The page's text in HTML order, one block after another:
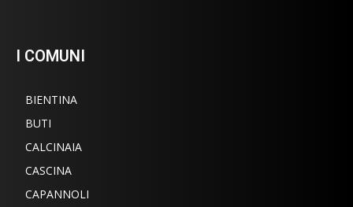
I COMUNI
BIENTINA
BUTI
CALCINAIA
CASCINA
CAPANNOLI